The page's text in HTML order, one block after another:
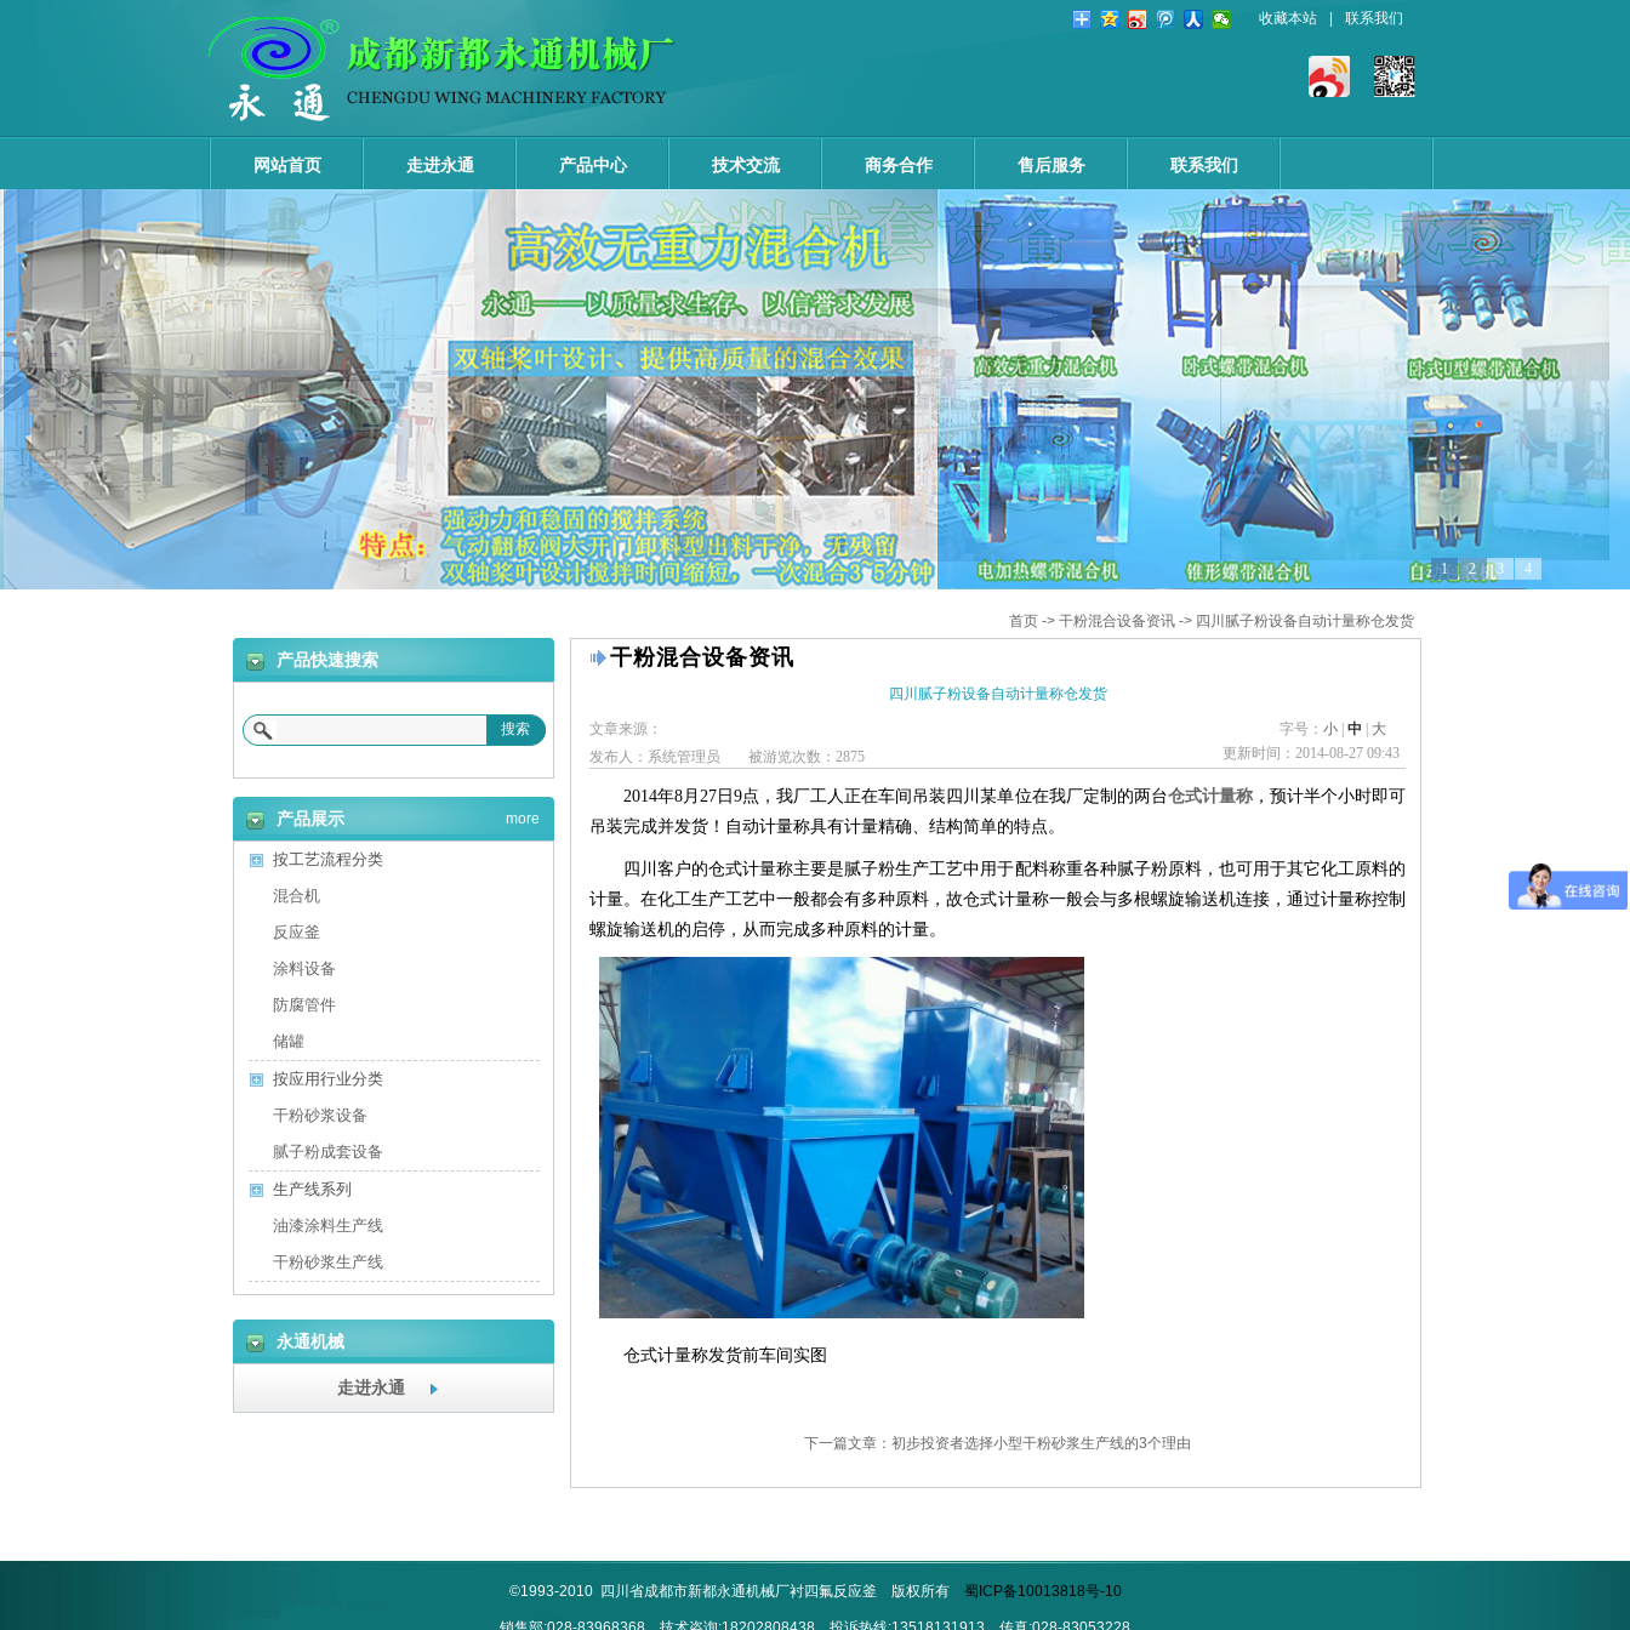
收藏本站 联系我们
网站首页 走进永通 产品中心 技术交流 商务合作 售后服务 联系我们
1 2 3 4
首页 -> 干粉混合设备资讯 -> 四川腻子粉设备自动计量称仓发货
干粉混合设备资讯
四川腻子粉设备自动计量称仓发货
文章来源：
发布人：系统管理员
被游览次数：2875
字号： 小 中
大
更新时间： 2014-08-27 09:43
2014年8月27日9点，我厂工人正在车间吊装四川某单位在我厂定制的两台仓式计量称，预计半个小时即可
吊装完成并发货！自动计量称具有计量精确、结构简单的特点。
四川客户的仓式计量称主要是腻子粉生产工艺中用于配料称重各种腻子粉原料，也可用于其它化工原料的
计量。在化工生产工艺中一般都会有多种原料，故仓式计量称一般会与多根螺旋输送机连接，通过计量称控制
螺旋输送机的启停，从而完成多种原料的计量。
仓式计量称发货前车间实图
下一篇文章：初步投资者选择小型干粉砂浆生产线的3个理由
产品快速搜索
搜索
产品展示
按工艺流程分类
混合机
反应釜
涂料设备
防腐管件
储罐
按应用行业分类
干粉砂浆设备
腻子粉成套设备
生产线系列
油漆涂料生产线
干粉砂浆生产线
more
永通机械
走进永通
©1993-2010 四川省成都市新都永通机械厂衬四氟反应釜 版权所有 蜀ICP备10013818号-10